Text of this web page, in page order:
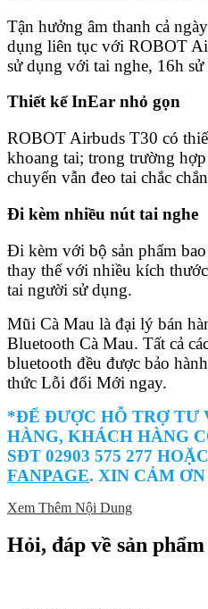
Tận hưởng âm thanh cả
dụng liên tục với ROBOT
sử dụng với tai nghe, 16h
Thiết kế InEar nhỏ gọn
ROBOT Airbuds T30 có
khoang tai; trong trường
chuyển vẫn đeo tai chắc
Đi kèm nhiều nút tai nghe
Đi kèm với bộ sản phẩm
thay thế với nhiều kích
tai người sử dụng.
Mũi Cà Mau là đại lý bán
Bluetooth Cà Mau. Tất cả
bluetooth đều được bảo
thức Lỗi đổi Mới ngay.
*ĐỂ ĐƯỢC HỖ TRỢ TƯ
HÀNG, KHÁCH HÀNG
SĐT 02903 575 277
FANPAGE. XIN CẢM ƠN
Xem Thêm Nội Dung
Hỏi, đáp về sản phẩm